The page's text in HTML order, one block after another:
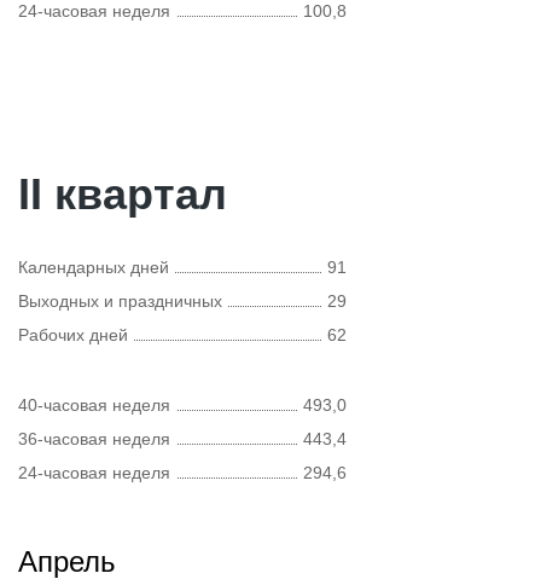
24-часовая неделя
100,8
II квартал
Календарных дней
91
Выходных и праздничных
29
Рабочих дней
62
40-часовая неделя
493,0
36-часовая неделя
443,4
24-часовая неделя
294,6
Апрель